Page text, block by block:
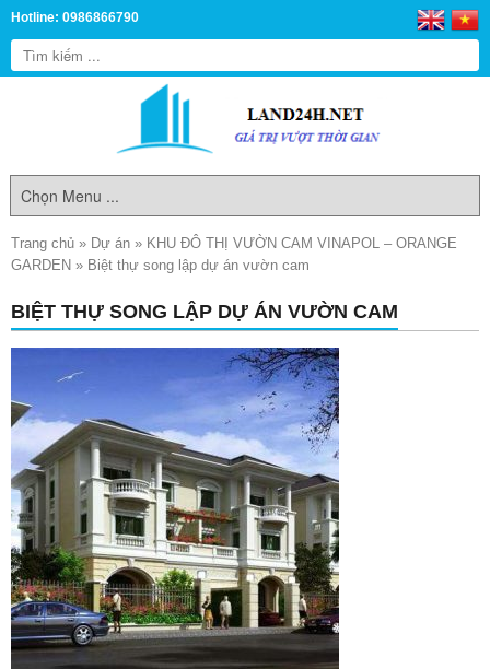
Hotline: 0986866790
Trang chủ » Dự án » KHU ĐÔ THỊ VƯỜN CAM VINAPOL – ORANGE
GARDEN » Biệt thự song lập dự án vườn cam
BIỆT THỰ SONG LẬP DỰ ÁN VƯỜN CAM